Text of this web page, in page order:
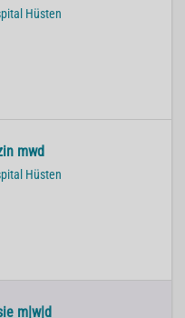
Hüsten
mwd
Hüsten
m|w|d